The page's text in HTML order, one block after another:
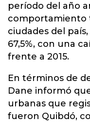
período del año
comportamiento
ciudades del
67,5%, con una
frente a 2015.
En términos de
Dane informó
urbanas que
fueron Quibdó,